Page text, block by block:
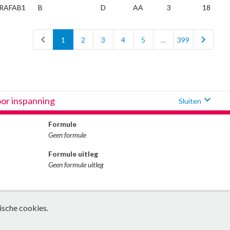
B D AA 3 18
chevron_left 1 2 3 4 5 … 399 chevron_right
inspanning Sluiten expand_more
Formule
Geen formule
Formule uitleg
Geen formule uitleg
cookies.